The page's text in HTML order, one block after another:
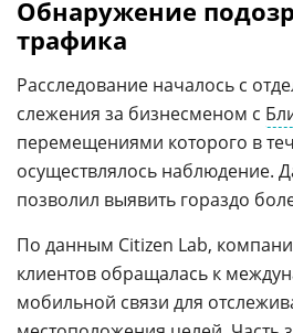
Обнаружение
трафика
Расследование началось с
слежения за бизнесменом с
перемещениями которого в
осуществлялось наблюдение.
позволил выявить гораздо
По данным Citizen Lab,
клиентов обращалась к
мобильной связи для